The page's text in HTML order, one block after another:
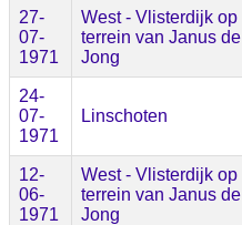
27-
07-
1971
West - Vlisterdijk op
terrein van Janus de
Jong
24-
07-
1971
Linschoten
12-
06-
1971
West - Vlisterdijk op
terrein van Janus de
Jong